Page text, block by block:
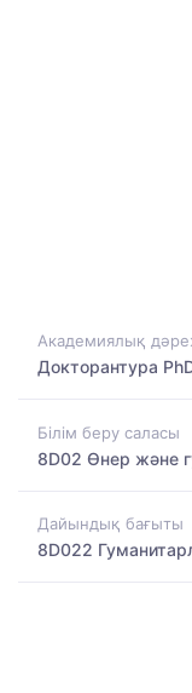
Академиялық
Докторантура
Білім беру саласы
8D02 Өнер және
Дайындық бағыты
8D022